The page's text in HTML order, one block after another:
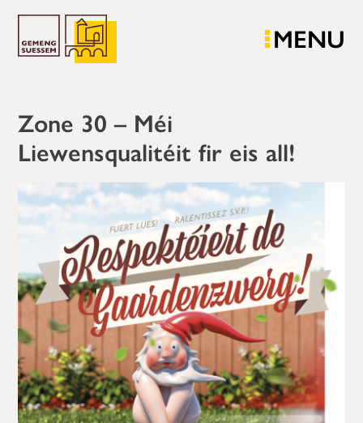
MENU
Zone 30 – Méi
Liewensqualitéit fir eis all!